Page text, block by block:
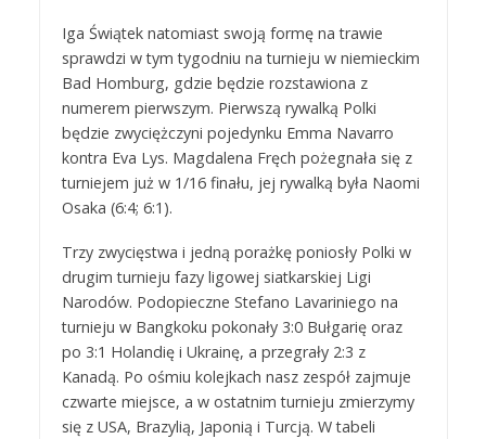
Iga Świątek natomiast swoją formę na trawie
sprawdzi w tym tygodniu na turnieju w niemieckim
Bad Homburg, gdzie będzie rozstawiona z
numerem pierwszym. Pierwszą rywalką Polki
będzie zwyciężczyni pojedynku Emma Navarro
kontra Eva Lys. Magdalena Fręch pożegnała się z
turniejem już w 1/16 finału, jej rywalką była Naomi
Osaka (6:4; 6:1).
Trzy zwycięstwa i jedną porażkę poniosły Polki w
drugim turnieju fazy ligowej siatkarskiej Ligi
Narodów. Podopieczne Stefano Lavariniego na
turnieju w Bangkoku pokonały 3:0 Bułgarię oraz
po 3:1 Holandię i Ukrainę, a przegrały 2:3 z
Kanadą. Po ośmiu kolejkach nasz zespół zajmuje
czwarte miejsce, a w ostatnim turnieju zmierzymy
się z USA, Brazylią, Japonią i Turcją. W tabeli